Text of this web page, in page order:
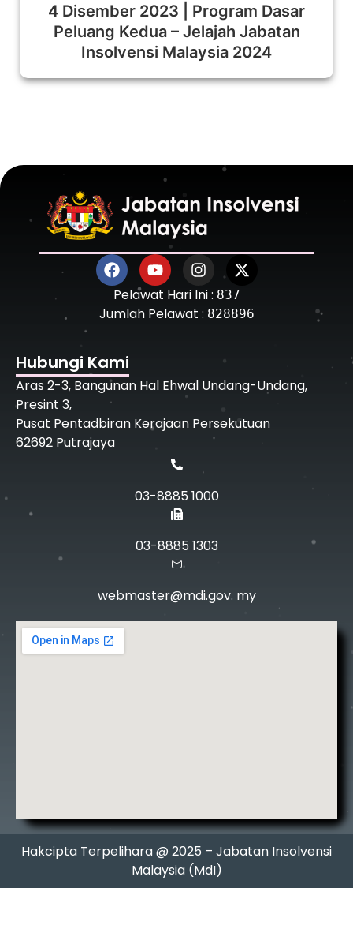
4 Disember 2023 | Program Dasar
Peluang Kedua – Jelajah Jabatan
Insolvensi Malaysia 2024
Pelawat Hari Ini : 837
Jumlah Pelawat : 828896
Hubungi Kami
Aras 2-3, Bangunan Hal Ehwal Undang-Undang,
Presint 3,
Pusat Pentadbiran Kerajaan Persekutuan
62692 Putrajaya
03-8885 1000
03-8885 1303
webmaster@mdi.gov. my
Hakcipta Terpelihara @ 2025 – Jabatan Insolvensi
Malaysia (MdI)